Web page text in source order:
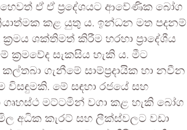
හෙවත් ඒ ඒ ප්‍රදේශයට ආවේණික බෝග
කළ යුතු ය. ඉන්ධන මත පදනම්
ශක්තිමත් කිරීම හරහා ප්‍රාදේශීය
ක්‍රමවේද සැකසිය හැකි ය. මීට
ගැනීමේ සාම්ප්‍රදායික හා නවීන
විසඳුමකි. මේ සඳහා රජයේ සහ
ගෘහස්ථ මට්ටමින් වගා කළ හැකි බෝග
අධික කැරට් සහ ලීක්ස්වලට වඩා